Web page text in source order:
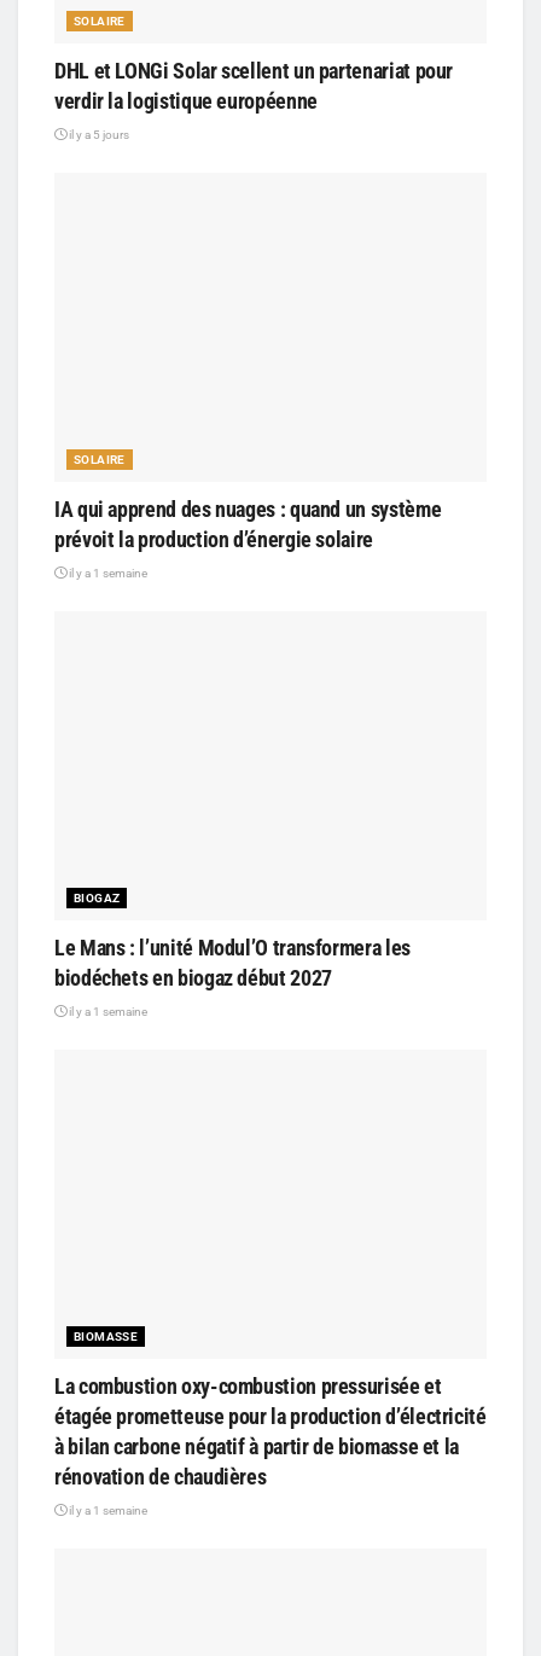
SOLAIRE
DHL et LONGi Solar scellent un partenariat pour
verdir la logistique européenne
il y a 5 jours
SOLAIRE
IA qui apprend des nuages : quand un système
prévoit la production d’énergie solaire
il y a 1 semaine
BIOGAZ
Le Mans : l’unité Modul’O transformera les
biodéchets en biogaz début 2027
il y a 1 semaine
BIOMASSE
La combustion oxy-combustion pressurisée et
étagée prometteuse pour la production d’électricité
à bilan carbone négatif à partir de biomasse et la
rénovation de chaudières
il y a 1 semaine